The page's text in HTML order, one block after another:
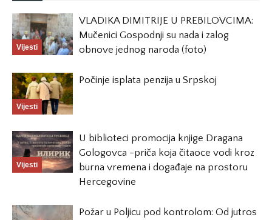
Vijesti
VLADIKA DIMITRIJE U PREBILOVCIMA:
Mučenici Gospodnji su nada i zalog
obnove jednog naroda (foto)
Vijesti
Počinje isplata penzija u Srpskoj
Vijesti
U biblioteci promocija knjige Dragana
Gologovca -priča koja čitaoce vodi kroz
burna vremena i događaje na prostoru
Hercegovine
Požar u Poljicu pod kontrolom: Od jutros